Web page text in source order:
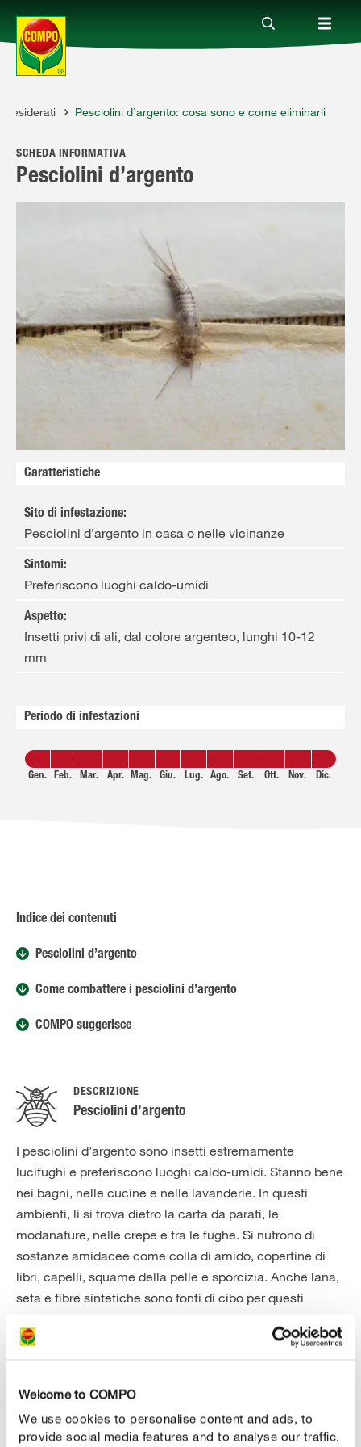
Welcome to COMPO
We use cookies to personalise content and ads, to
provide social media features and to analyse our traffic.
Prodotti
Magazine
Chi siamo
Pesciolini d’argento: cosa sono e come eliminarli
SCHEDA INFORMATIVA
Pesciolini d’argento
Caratteristiche
Sito di infestazione:
Pesciolini d’argento in casa o nelle vicinanze
Sintomi:
Preferiscono luoghi caldo-umidi
Aspetto:
Insetti privi di ali, dal colore argenteo, lunghi 10-12
mm
Periodo di infestazioni
Gen. Feb. Mar. Apr. Mag. Giu. Lug. Ago. Set. Ott. Nov. Dic.
Indice dei contenuti
Pesciolini d’argento
Come combattere i pesciolini d’argento
COMPO suggerisce
DESCRIZIONE
Pesciolini d’argento
I pesciolini d’argento sono insetti estremamente
lucifughi e preferiscono luoghi caldo-umidi. Stanno bene
nei bagni, nelle cucine e nelle lavanderie. In questi
ambienti, li si trova dietro la carta da parati, le
modanature, nelle crepe e tra le fughe. Si nutrono di
sostanze amidacee come colla di amido, copertine di
libri, capelli, squame della pelle e sporcizia. Anche lana,
seta e fibre sintetiche sono fonti di cibo per questi
mangiano per più mesi. Un’infestazione grave è chiaro
che il fungo è uno dei loro nutrimenti. I problemi sorgono
quando questi insetti si presentano in massa. Con la loro